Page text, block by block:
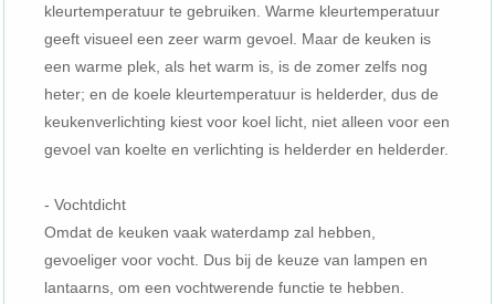
kleurtemperatuur te gebruiken. Warme kleurtemperatuur
geeft visueel een zeer warm gevoel. Maar de keuken is
een warme plek, als het warm is, is de zomer zelfs nog
heter; en de koele kleurtemperatuur is helderder, dus de
keukenverlichting kiest voor koel licht, niet alleen voor een
gevoel van koelte en verlichting is helderder en helderder.
- Vochtdicht
Omdat de keuken vaak waterdamp zal hebben,
gevoeliger voor vocht. Dus bij de keuze van lampen en
lantaarns, om een ​​vochtwerende functie te hebben.